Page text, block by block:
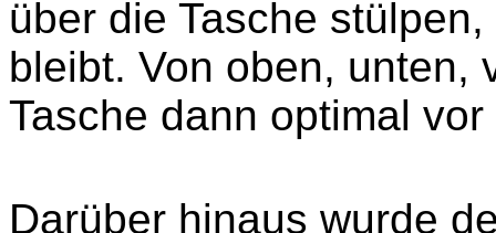
über die Tasche
bleibt. Von oben, unten,
Tasche dann optimal
Darüber hinaus wurde